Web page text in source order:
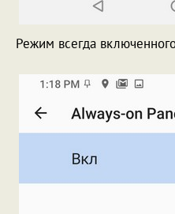
Режим всегда